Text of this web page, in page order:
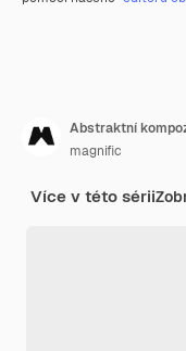
Abstraktní
magnific
Více v této sérii